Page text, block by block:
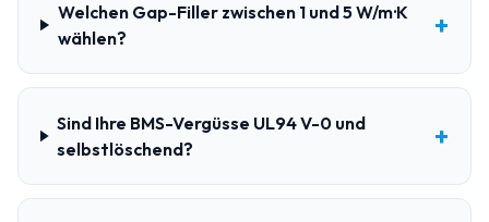
Welchen Gap-Filler zwischen 1 und 5 W/m·K
wählen?
+
Sind Ihre BMS-Vergüsse UL94 V-0 und
selbstlöschend?
+